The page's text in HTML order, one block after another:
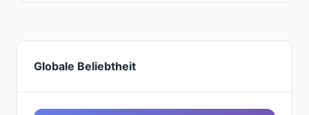
Globale Beliebtheit